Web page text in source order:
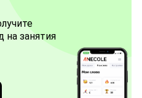
на занятия